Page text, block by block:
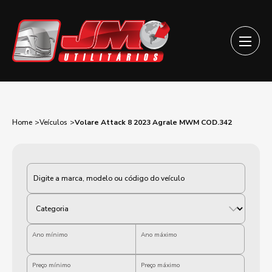
Home Veículos Volare Attack 8 2023 Agrale MWM COD.342
Categoria
Ano mínimo Ano máximo
Preço mínimo Preço máximo